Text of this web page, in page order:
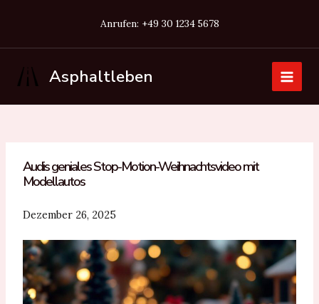
springen
Anrufen: +49 30 1234 5678
Asphaltleben
Main
Audis geniales Stop-Motion-Weihnachtsvideo mit
Modellautos
Dezember 26, 2025